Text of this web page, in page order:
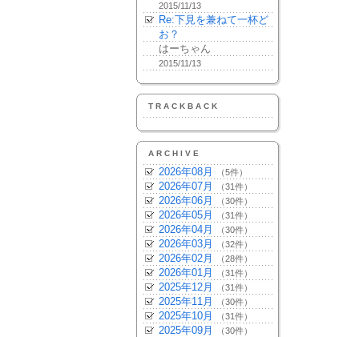
2015/11/13
Re:下見を兼ねて一杯ど
お？
はーちゃん
2015/11/13
TRACKBACK
ARCHIVE
2026年08月 （5件）
2026年07月 （31件）
2026年06月 （30件）
2026年05月 （31件）
2026年04月 （30件）
2026年03月 （32件）
2026年02月 （28件）
2026年01月 （31件）
2025年12月 （31件）
2025年11月 （30件）
2025年10月 （31件）
2025年09月 （30件）